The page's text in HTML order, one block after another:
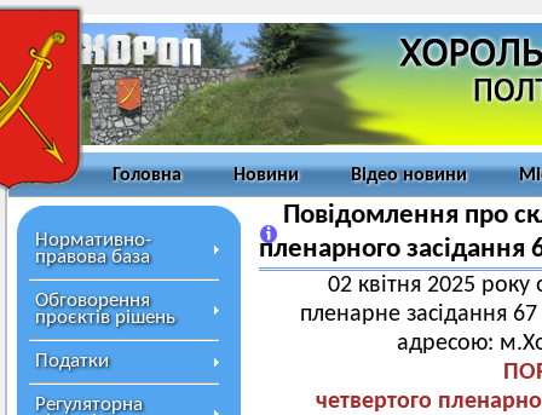
Головна Новини Відео новини
Нормативно-
правова база
Обговорення
проєктів рішень
Податки
Регуляторна
Повідомлення про
пленарного засідання
02 квітня 2025 року
пленарне засідання 67
адресою:
четвертого